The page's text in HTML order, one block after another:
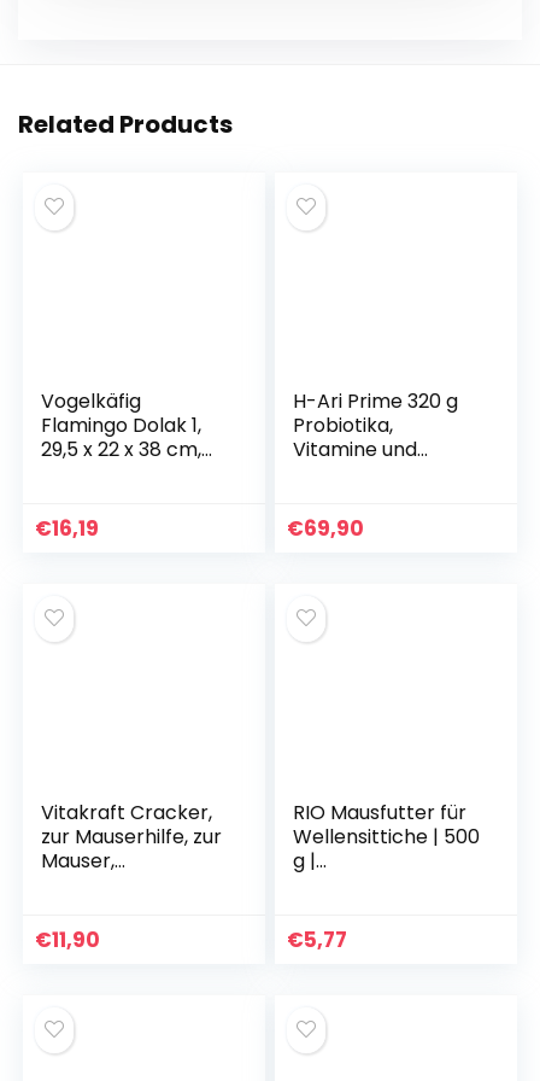
Related Products
Vogelkäfig
Flamingo Dolak 1,
29,5 x 22 x 38 cm,
€16,19
H-Ari Prime 320 g
Probiotika,
Vitamine und
€69,90
Vitakraft Cracker,
zur Mauserhilfe, zur
Mauser,
mit Vitaminen und
Mineralstoffen,
€11,90
RIO Mausfutter für
Wellensittiche | 500
g |
bei Mauser |
Speziell auf die
Mauser
abgestimmt
€5,77